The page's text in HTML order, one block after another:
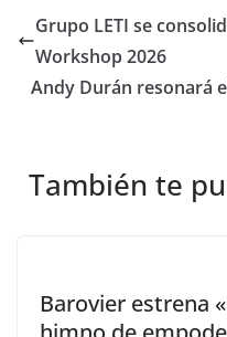
Grupo LETI se
Workshop 2026
Andy Durán resonará
También te
Barovier estrena